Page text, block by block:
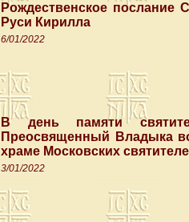
Рождественское послание
Руси Кирилла
6/01/2022
В день памяти
Преосвященный Владыка
храме Московских
3/01/2022